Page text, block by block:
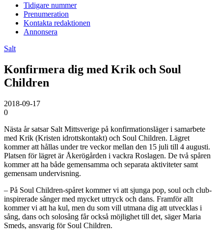
Tidigare nummer
Prenumeration
Kontakta redaktionen
Annonsera
Salt
Konfirmera dig med Krik och Soul
Children
2018-09-17
0
Nästa år satsar Salt Mittsverige på konfirmationsläger i samarbete
med Krik (Kristen idrottskontakt) och Soul Children. Lägret
kommer att hållas under tre veckor mellan den 15 juli till 4 augusti.
Platsen för lägret är Åkerögården i vackra Roslagen. De två spåren
kommer att ha både gemensamma och separata aktiviteter samt
gemensam undervisning.
– På Soul Children-spåret kommer vi att sjunga pop, soul och club-
inspirerade sånger med mycket uttryck och dans. Framför allt
kommer vi att ha kul, men du som vill utmana dig att utvecklas i
sång, dans och solosång får också möjlighet till det, säger Maria
Smeds, ansvarig för Soul Children.